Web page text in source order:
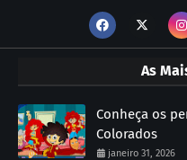
As
Conheça os
Colorados
janeiro 31, 2026